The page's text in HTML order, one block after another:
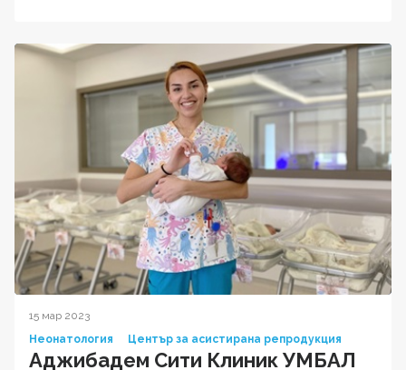
15 мар 2023
Неонатология
Център за асистирана репродукция
Аджибадем Сити Клиник УМБАЛ